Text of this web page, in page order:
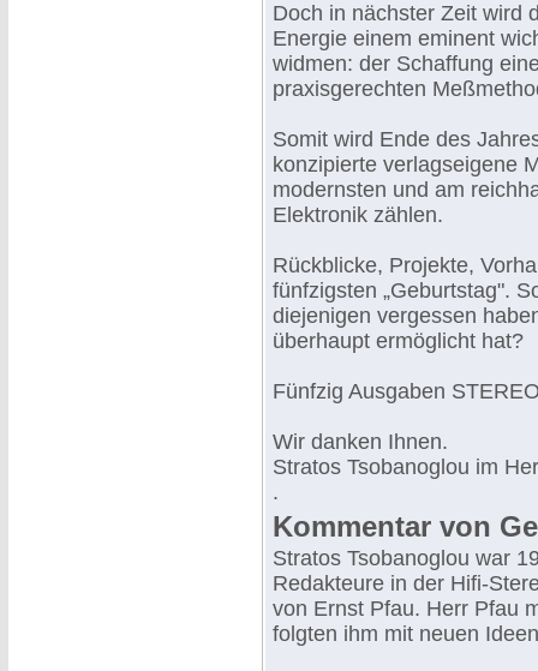
Doch in nächster Zeit wird
Energie einem eminent
widmen: der Schaffung
praxisgerechten
Somit wird Ende des
konzipierte verlagseigene
modernsten und am
Elektronik zählen.
Rückblicke, Projekte,
fünfzigsten „Geburtstag".
diejenigen vergessen
überhaupt ermöglicht hat?
Fünfzig Ausgaben
Wir danken Ihnen.
Stratos Tsobanoglou im
.
Kommentar von
Stratos Tsobanoglou war
Redakteure in der Hifi-
von Ernst Pfau. Herr Pfau
folgten ihm mit neuen